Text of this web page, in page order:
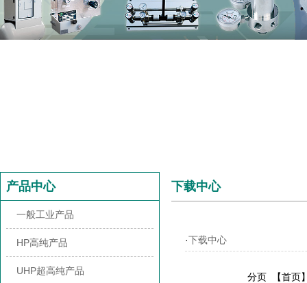
产品中心
一般工业产品
HP高纯产品
UHP超高纯产品
下载中心
·下载中心
分页 【首页